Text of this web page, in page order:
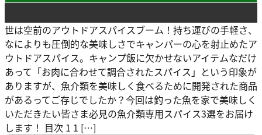
世は空前のアウトドアスパイスブーム！持ち運びの手軽さ、
なによりも圧倒的な美味しさでキャンパーの心を射止めたア
ウトドアスパイス。キャンプ飯に欠かせないアイテムなだけ
あって「お肉に合わせて調合されたスパイス」という印象が
ありますが、魚介類を美味しく食べるために開発された商品
があるってご存じでしたか？今回は釣った魚を家で美味しく
いただきたい皆さま必見の魚介類専用スパイス3選をお届け
します！ 目次 1 1 […]